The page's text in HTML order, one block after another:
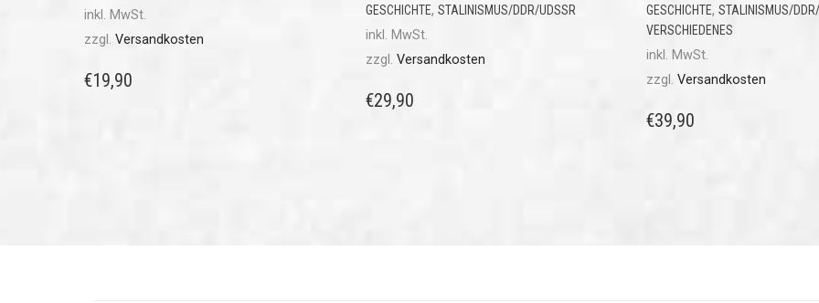
inkl. MwSt.
zzgl. Versandkosten
€19,90
GESCHICHTE, STALINISMUS/DDR/UDSSR
inkl. MwSt.
zzgl. Versandkosten
€29,90
GESCHICHTE, STALINISMUS/
VERSCHIEDENES
inkl. MwSt.
zzgl. Versandkosten
€39,90